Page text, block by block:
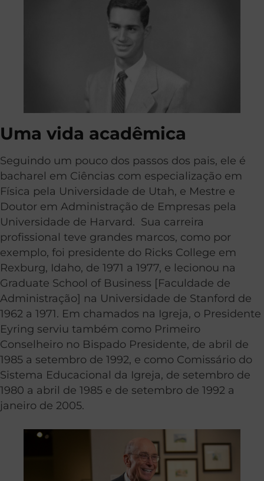
Uma vida acadêmica
Seguindo um pouco dos passos dos pais, ele é
bacharel em Ciências com especialização em
Física pela Universidade de Utah, e Mestre e
Doutor em Administração de Empresas pela
Universidade de Harvard. Sua carreira
profissional teve grandes marcos, como por
exemplo, foi presidente do Ricks College em
Rexburg, Idaho, de 1971 a 1977, e lecionou na
Graduate School of Business [Faculdade de
Administração] na Universidade de Stanford de
1962 a 1971. Em chamados na Igreja, o Presidente
Eyring serviu também como Primeiro
Conselheiro no Bispado Presidente, de abril de
1985 a setembro de 1992, e como Comissário do
Sistema Educacional da Igreja, de setembro de
1980 a abril de 1985 e de setembro de 1992 a
janeiro de 2005.